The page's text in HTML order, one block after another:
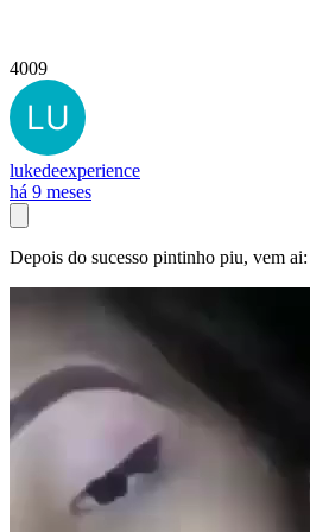
4009
lukedeexperience
há 9 meses
Depois do sucesso pintinho piu, vem